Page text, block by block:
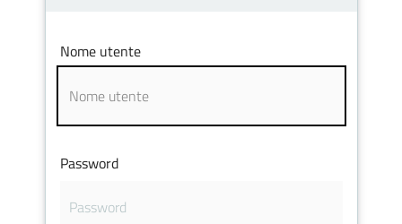
Documenti
Nome utente
Password